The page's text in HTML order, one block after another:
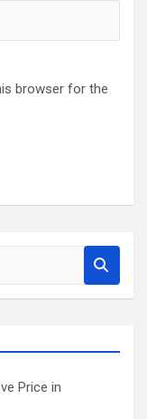
browser for the
Price in